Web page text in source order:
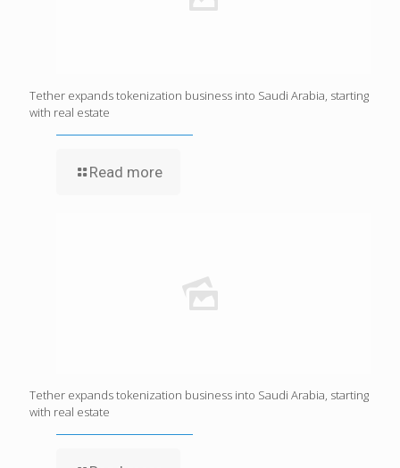
Tether expands tokenization business into Saudi Arabia, starting
with real estate
Read more
Tether expands tokenization business into Saudi Arabia, starting
with real estate